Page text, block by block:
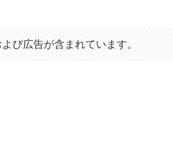
び広告が含まれています。